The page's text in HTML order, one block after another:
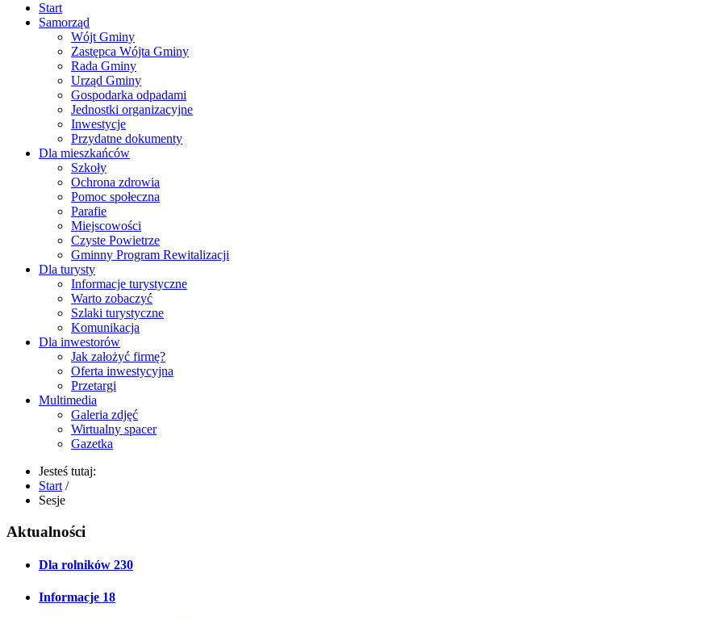
Start
Samorząd
Wójt Gminy
Zastępca Wójta Gminy
Rada Gminy
Urząd Gminy
Gospodarka odpadami
Jednostki organizacyjne
Inwestycje
Przydatne dokumenty
Dla mieszkańców
Szkoły
Ochrona zdrowia
Pomoc społeczna
Parafie
Miejscowości
Czyste Powietrze
Gminny Program Rewitalizacji
Dla turysty
Informacje turystyczne
Warto zobaczyć
Szlaki turystyczne
Komunikacja
Dla inwestorów
Jak założyć firmę?
Oferta inwestycyjna
Przetargi
Multimedia
Galeria zdjęć
Wirtualny spacer
Gazetka
Jesteś tutaj:
Start /
Sesje
Aktualności
Dla rolników 230
Informacje 18